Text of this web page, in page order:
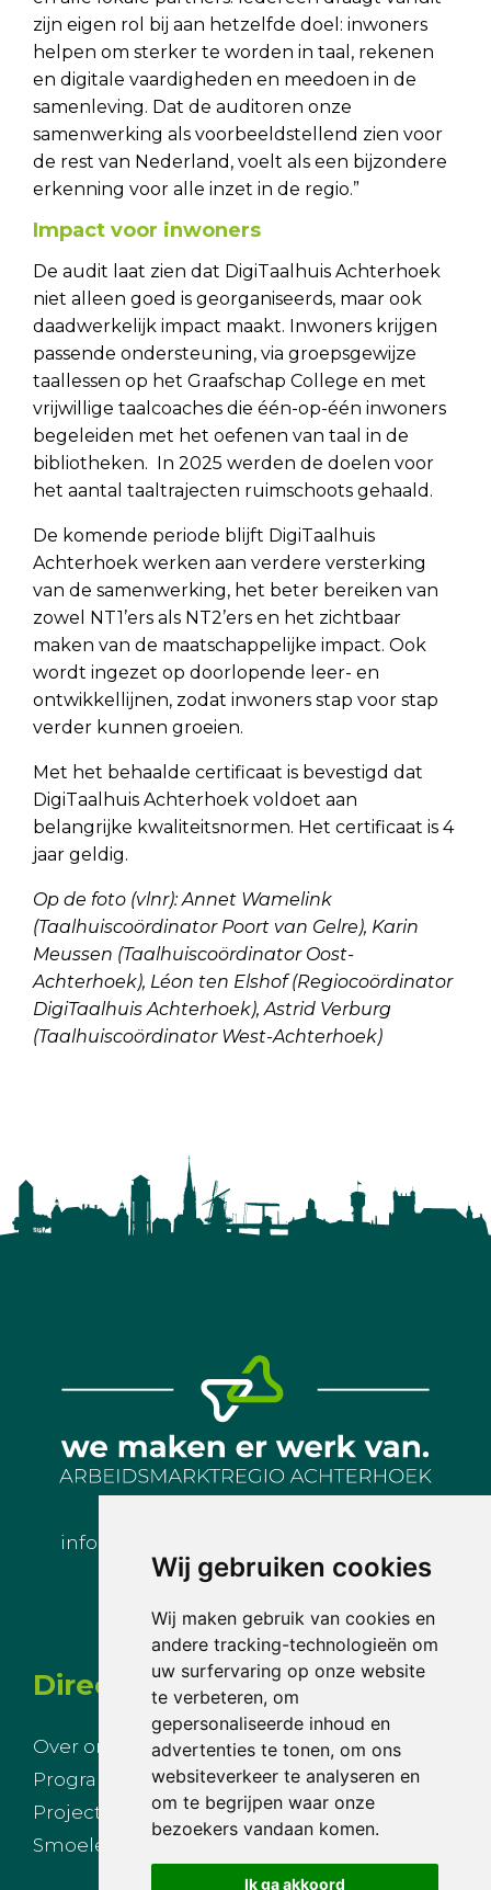
Wij gebruiken cookies
Wij maken gebruik van cookies en
andere tracking-technologieën om
uw surfervaring op onze website
te verbeteren, om
gepersonaliseerde inhoud en
advertenties te tonen, om ons
websiteverkeer te analyseren en
om te begrijpen waar onze
bezoekers vandaan komen.
Ik ga akkoord
zijn eigen rol bij aan hetzelfde doel: inwoners
helpen om sterker te worden in taal, rekenen
en digitale vaardigheden en meedoen in de
samenleving. Dat de auditoren onze
samenwerking als voorbeeldstellend zien voor
de rest van Nederland, voelt als een bijzondere
erkenning voor alle inzet in de regio.”
Impact voor inwoners
De audit laat zien dat DigiTaalhuis Achterhoek
niet alleen goed is georganiseerds, maar ook
daadwerkelijk impact maakt. Inwoners krijgen
passende ondersteuning, via groepsgewijze
taallessen op het Graafschap College en met
vrijwillige taalcoaches die één-op-één inwoners
begeleiden met het oefenen van taal in de
bibliotheken. In 2025 werden de doelen voor
het aantal taaltrajecten ruimschoots gehaald.
De komende periode blijft DigiTaalhuis
Achterhoek werken aan verdere versterking
van de samenwerking, het beter bereiken van
zowel NT1’ers als NT2’ers en het zichtbaar
maken van de maatschappelijke impact. Ook
wordt ingezet op doorlopende leer- en
ontwikkellijnen, zodat inwoners stap voor stap
verder kunnen groeien.
Met het behaalde certificaat is bevestigd dat
DigiTaalhuis Achterhoek voldoet aan
belangrijke kwaliteitsnormen. Het certificaat is 4
jaar geldig.
Op de foto (vlnr): Annet Wamelink
(Taalhuiscoördinator Poort van Gelre), Karin
Meussen (Taalhuiscoördinator Oost-
Achterhoek), Léon ten Elshof (Regiocoördinator
DigiTaalhuis Achterhoek), Astrid Verburg
(Taalhuiscoördinator West-Achterhoek)
info@arbeidsmarktregioachterhoek.nl
Direct naar
Over ons
Programmalijnen
Projecten
Smoelenboek
Nieuws
Agenda
Inloggen